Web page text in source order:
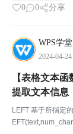
0 0 分享
WPS学堂
2024-04-
【表格文本
提取文本信息
LEFT 基于所指定